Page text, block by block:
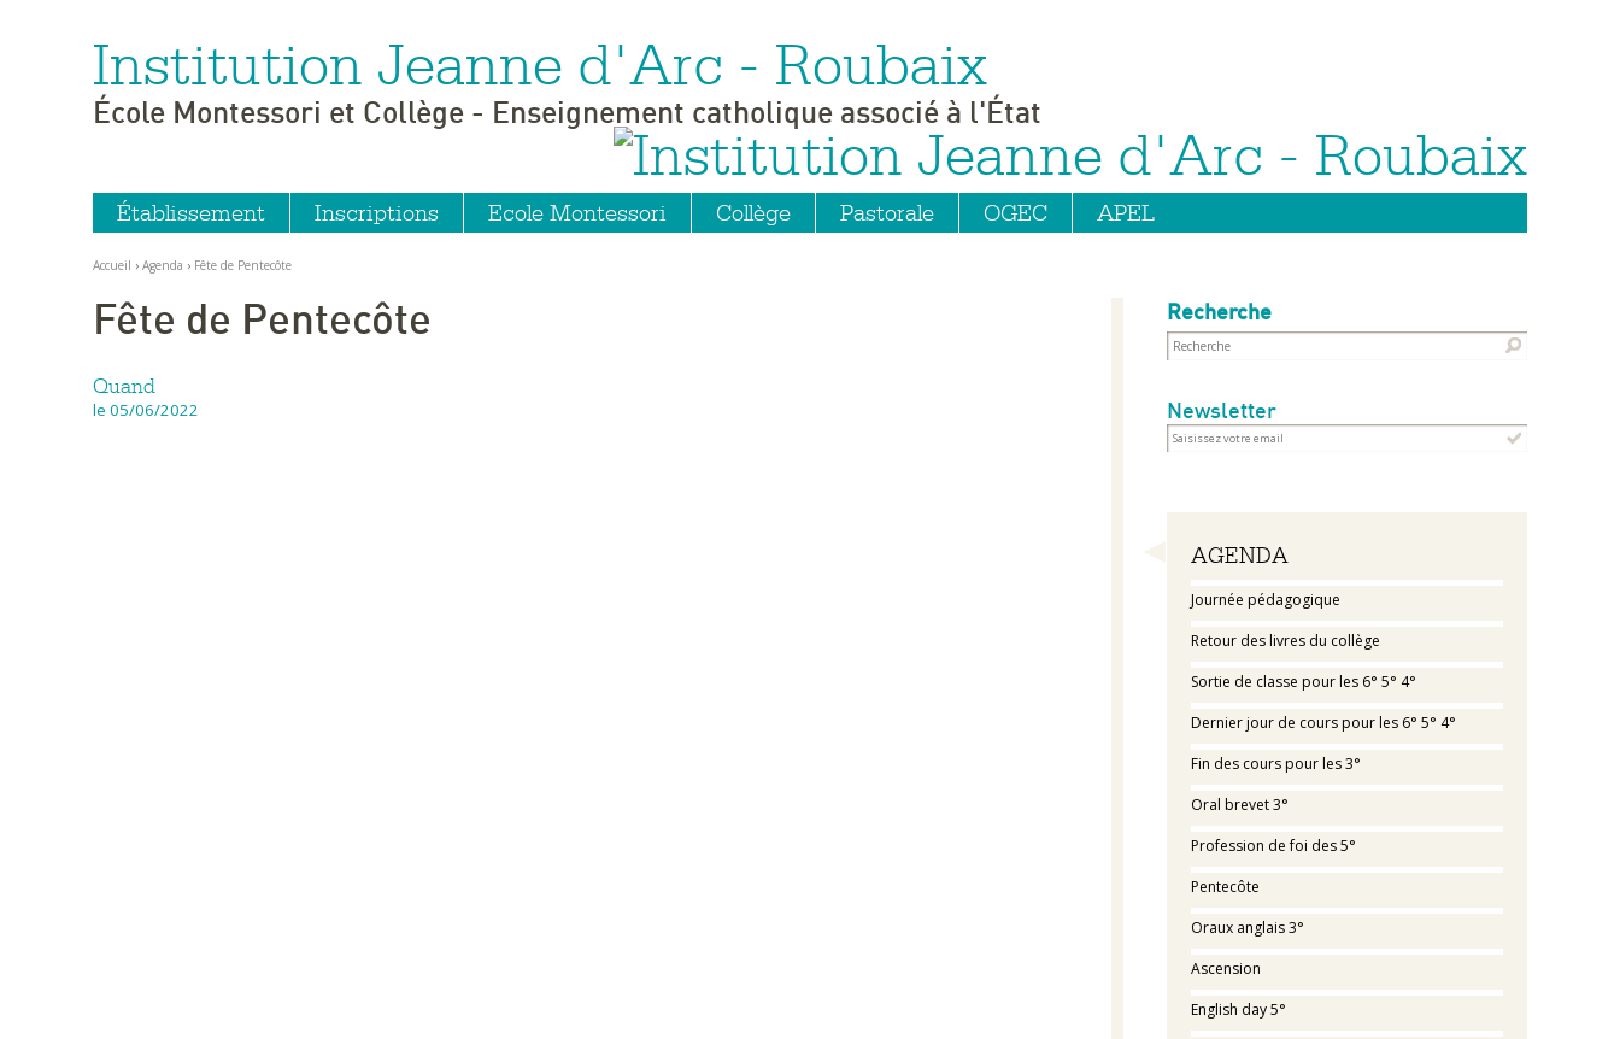
Aller
Aller
à
Outils
personnels
Institution Jeanne d'Arc - Roubaix
École Montessori et Collège - Enseignement catholique associé à l'État
Établissement Inscriptions Ecole Montessori Collège Pastorale OGEC APEL
Accueil › Agenda › Fête de Pentecôte
Recherche
Newsletter
Navigation
AGENDA
Journée pédagogique
Retour des livres du collège
Sortie de classe pour les 6° 5° 4°
Dernier jour de cours pour les 6° 5° 4°
Fin des cours pour les 3°
Oral brevet 3°
Profession de foi des 5°
Pentecôte
Oraux anglais 3°
Ascension
English day 5°
Fête de Pentecôte
Quand
le 05/06/2022